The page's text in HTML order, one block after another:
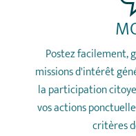
Postez facilement,
missions d'intérêt
la participation
vos actions
critères